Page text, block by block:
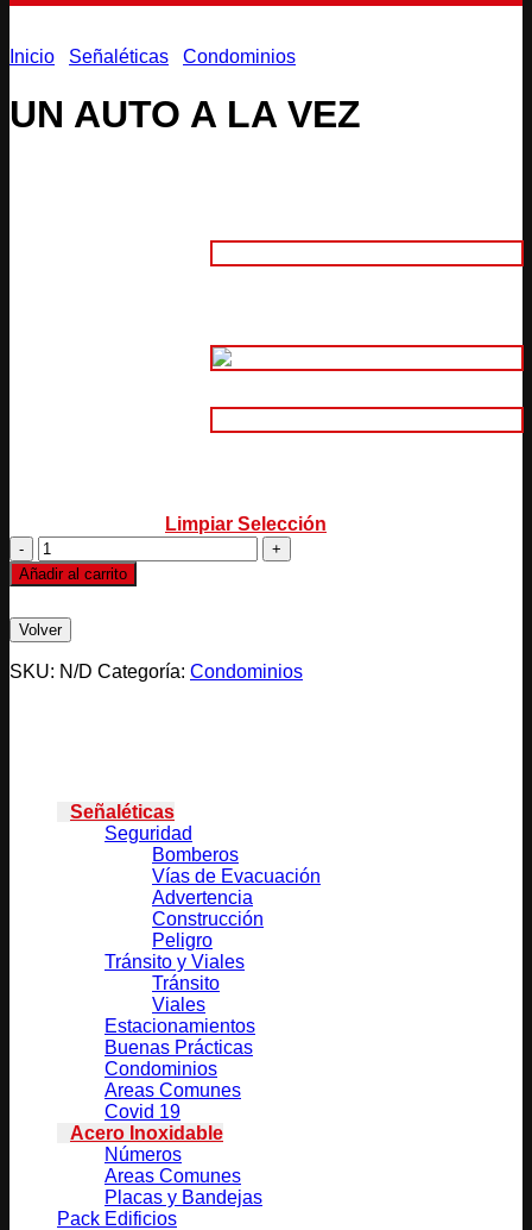
Inicio Señaléticas Condominios
UN AUTO A LA VEZ
Limpiar Selección
UN
AUTO
A
VEZ
Añadir al carrito
SKU: N/D Categoría: Condominios
Señaléticas
Seguridad
Bomberos
Vías de Evacuación
Advertencia
Construcción
Peligro
Tránsito y Viales
Tránsito
Viales
Estacionamientos
Buenas Prácticas
Condominios
Areas Comunes
Covid 19
Acero Inoxidable
Números
Areas Comunes
Placas y Bandejas
Pack Edificios